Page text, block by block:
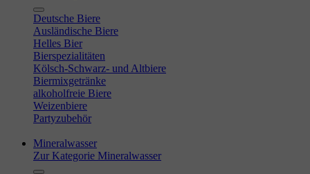
Deutsche Biere
Ausländische Biere
Helles Bier
Bierspezialitäten
Kölsch-Schwarz- und Altbiere
Biermixgetränke
alkoholfreie Biere
Weizenbiere
Partyzubehör
Mineralwasser
Zur Kategorie Mineralwasser